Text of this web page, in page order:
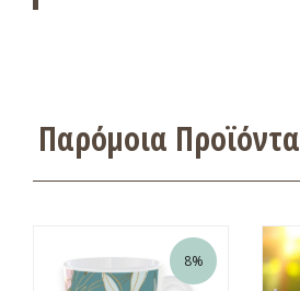
Παρόμοια Προϊόντα
8%